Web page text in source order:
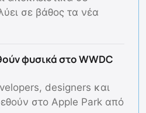
σε βάθος τα νέα
φυσικά στο WWDC
designers και
στο Apple Park από